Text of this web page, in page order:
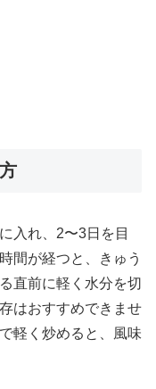
入れ、2〜3日を目
間が経つと、きゅう
直前に軽く水分を切
はおすすめできませ
軽く炒めると、風味